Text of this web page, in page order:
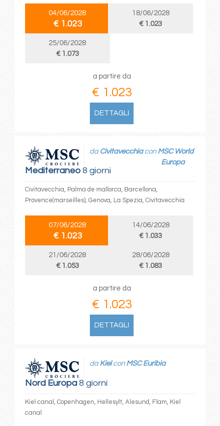
04/06/2028
€ 1.023
18/06/2028
€ 1.023
25/06/2028
€ 1.073
a partire da
€ 1.023
DETTAGLI
Mediterraneo8 giorni
da Civitavecchiacon MSC World
Europa
Civitavecchia, Palma de mallorca, Barcellona,
Provence(marseilles), Genova, La Spezia, Civitavecchia
07/06/2028
€ 1.023
14/06/2028
€ 1.033
21/06/2028
€ 1.053
28/06/2028
€ 1.083
a partire da
€ 1.023
DETTAGLI
Nord Europa8 giorni
da Kielcon MSC Euribia
Kiel canal, Copenhagen, Hellesylt, Alesund, Flam, Kiel
canal